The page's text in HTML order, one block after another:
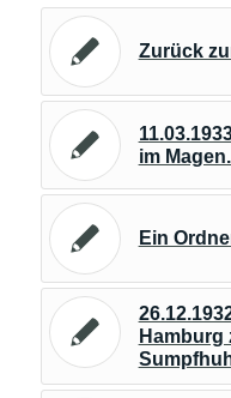
Zurück
im
Ein
Hamburg